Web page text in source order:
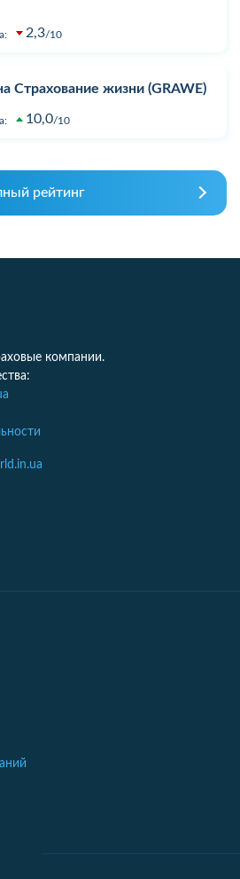
2,3 10
Страхование жизни (GRAWE)
10,0 10
рейтинг
компании.